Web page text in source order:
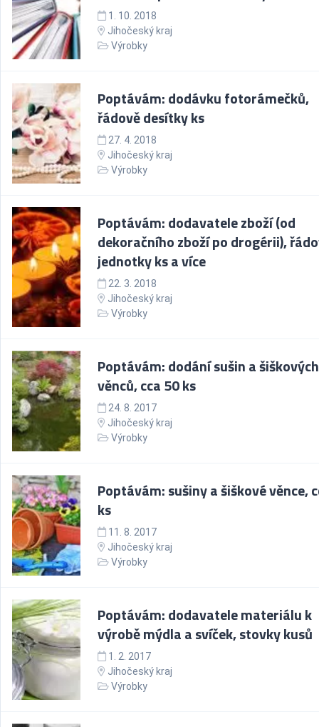
1. 10. 2018
Jihočeský kraj
Výrobky
Poptávám: dodávku fotorámečků,
řádově desítky ks
27. 4. 2018
Jihočeský kraj
Výrobky
Poptávám: dodavatele zboží (od
dekoračního zboží po drogérii),
jednotky ks a více
22. 3. 2018
Jihočeský kraj
Výrobky
Poptávám: dodání sušin a šiškových
věnců, cca 50 ks
24. 8. 2017
Jihočeský kraj
Výrobky
Poptávám: sušiny a šiškové věnce,
ks
11. 8. 2017
Jihočeský kraj
Výrobky
Poptávám: dodavatele materiálu k
výrobě mýdla a svíček, stovky kusů
1. 2. 2017
Jihočeský kraj
Výrobky